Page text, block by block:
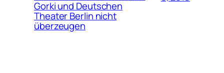
Gorki und Deutschen
Theater Berlin nicht
überzeugen